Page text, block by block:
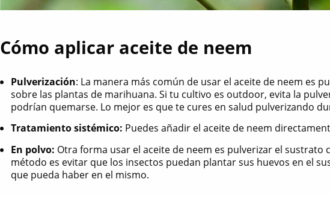
Cómo aplicar aceite de neem
Pulverización: La manera más común de usar el aceite de neem es
sobre las plantas de marihuana. Si tu cultivo es outdoor, evita la
podrían quemarse. Lo mejor es que te cures en salud pulverizando
Tratamiento sistémico: Puedes añadir el aceite de neem
En polvo: Otra forma usar el aceite de neem es pulverizar el sustrato
método es evitar que los insectos puedan plantar sus huevos en el
que pueda haber en el mismo.